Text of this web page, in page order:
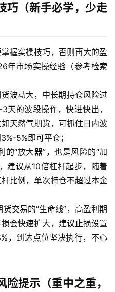
巧（新手必学，少走
握实操技巧，否则再大的盈
年市场实操经验（参考检索
波动大，中长期持仓风险过
天的波段操作，快进快出，
天然气期货，可抓住日内波
5%即可平仓；
“放大器”，也是风险的“加
建议从10倍杠杆起步，随着
比例，单次持仓不超过本金
交易的“生命线”，高盈利期
会快速扩大，建议止损设置
，到达点位坚决执行，不心
险提示（重中之重，